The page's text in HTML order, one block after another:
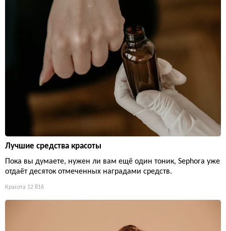
Лучшие средства красоты
Пока вы думаете, нужен ли вам ещё один тоник, Sephora уже
отдаёт десяток отмеченных наградами средств.
Красота 12 816